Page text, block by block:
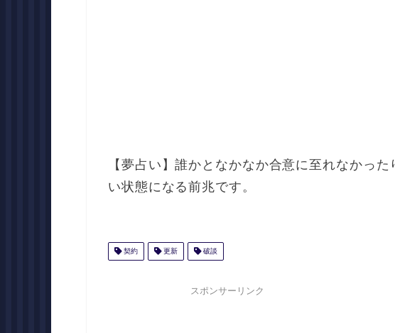
【夢占い】誰かとなかなか合意に至れなかっ
い状態になる前兆です。
契約 更新 破談
スポンサーリンク